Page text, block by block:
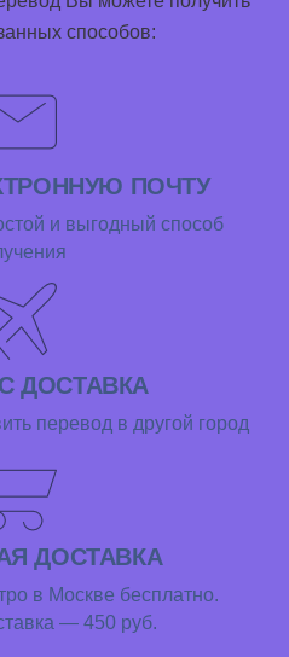
способов:
ПОЧТУ
и выгодный способ
ДОСТАВКА
перевод в другой город
ДОСТАВКА
в Москве бесплатно.
— 450 руб.